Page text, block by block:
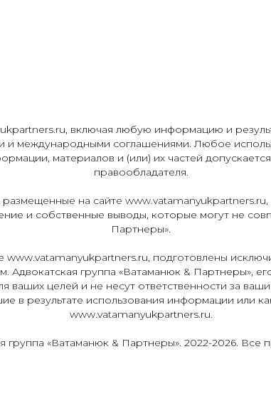
включая любую информацию и
и международными соглашениями. Любое
материалов и (или) их частей
правообладателя.
на сайте
и собственные выводы, которые могут не
Партнеры».
подготовлены
Адвокатская группа «Ватаманюк & Партнеры»,
ваших целей и не несут ответственности за
в результате использования информации или
www.vatamanyukpartners.ru.
группа «Ватаманюк & Партнеры». 2022-2026. Все